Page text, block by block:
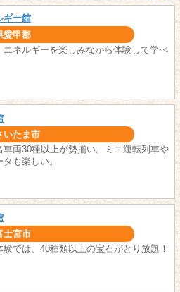
ギー館
愛甲郡
エネルギーを楽しみながら体験して学べ
いたま市
車両30種以上が勢揃い。ミニ運転列車や
も楽しい。
士宮市
験では、40種類以上の宝石がとり放題！